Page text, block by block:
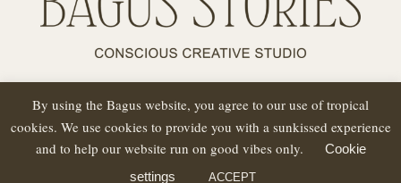
COPYRIGHT 2022 - 2025 / BAGUS STORIES
HANDTEKENING
COOKIEVERKLARING
By using the Bagus website, you agree to our use of tropical
cookies. We use cookies to provide you with a sunkissed experience
and to help our website run on good vibes only.
Cookie
settings
ACCEPT